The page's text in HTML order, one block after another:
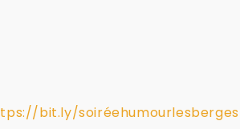
bit.ly/soiréehumourlesberges